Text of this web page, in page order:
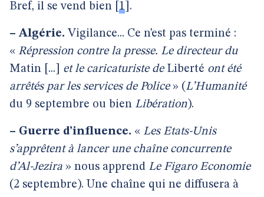
Bref, il se vend bien 1 .
– Algérie. Vigilance... Ce n’est pas terminé :
« Répression contre la presse. Le directeur du
Matin [...] et le caricaturiste deLiberté ont été
arrêtés par les services de Police» (L’Humanité
du 9 septembre ou bien Libération).
– Guerre d’influence. « Les Etats-Unis
s’apprêtent à lancer une chaîne concurrente
d’Al-Jezira » nous apprend Le Figaro Economie
(2 septembre). Une chaîne qui ne diffusera à